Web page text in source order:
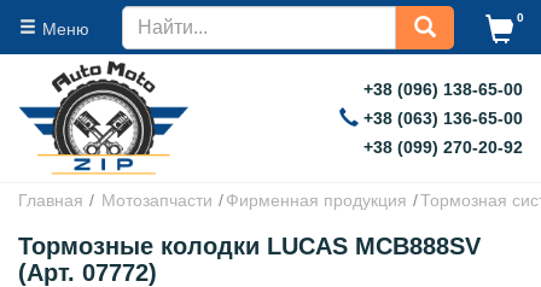
Меню
0
+38 (096) 138-65-00
+38 (063) 136-65-00
+38 (099) 270-20-92
Главная Мотозапчасти Фирменная продукция Тормозная
Тормозные колодки LUCAS MCB888SV
(Арт. 07772)